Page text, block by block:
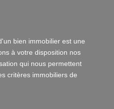
bien immobilier est une
à votre disposition nos
qui nous permettent
critères immobiliers de